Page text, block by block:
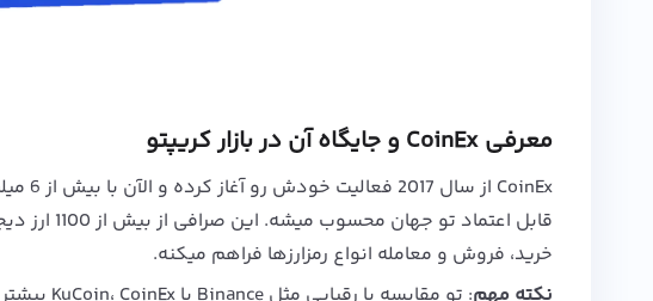
معرفی CoinEx و جایگاه آن در بازار کریپتو
خرید، فروش و معامله انواع رمزارزها فراهم میکنه.